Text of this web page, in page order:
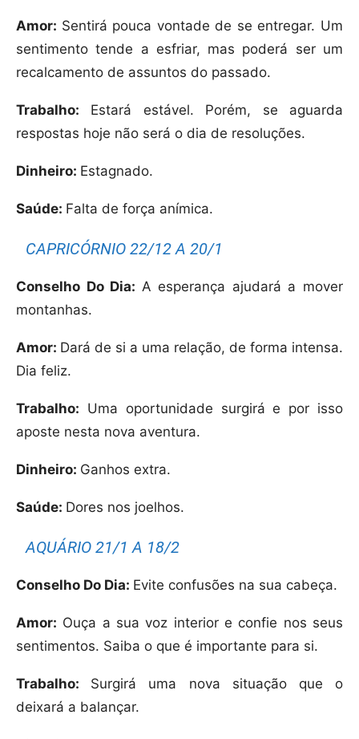
Amor: Sentirá pouca vontade de se entregar. Um
sentimento tende a esfriar, mas poderá ser um
recalcamento de assuntos do passado.
Trabalho: Estará estável. Porém, se aguarda
respostas hoje não será o dia de resoluções.
Dinheiro: Estagnado.
Saúde: Falta de força anímica.
CAPRICÓRNIO 22/12 A 20/1
Conselho Do Dia: A esperança ajudará a mover
montanhas.
Amor: Dará de si a uma relação, de forma intensa.
Dia feliz.
Trabalho: Uma oportunidade surgirá e por isso
aposte nesta nova aventura.
Dinheiro: Ganhos extra.
Saúde: Dores nos joelhos.
AQUÁRIO 21/1 A 18/2
Conselho Do Dia: Evite confusões na sua cabeça.
Amor: Ouça a sua voz interior e confie nos seus
sentimentos. Saiba o que é importante para si.
Trabalho: Surgirá uma nova situação que o
deixará a balançar.